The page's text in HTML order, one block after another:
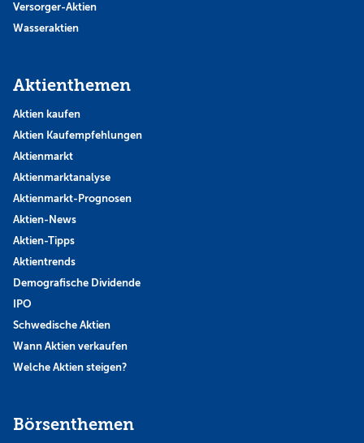
Versorger-Aktien
Wasseraktien
Aktienthemen
Aktien kaufen
Aktien Kaufempfehlungen
Aktienmarkt
Aktienmarktanalyse
Aktienmarkt-Prognosen
Aktien-News
Aktien-Tipps
Aktientrends
Demografische Dividende
IPO
Schwedische Aktien
Wann Aktien verkaufen
Welche Aktien steigen?
Börsenthemen